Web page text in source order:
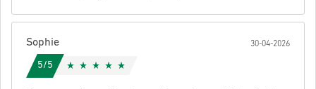
Sophie 30-04-2026
5/5